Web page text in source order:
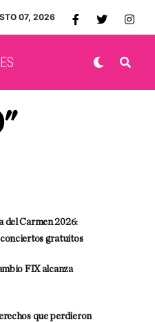
07, 2026
del Carmen 2026:
gratuitos
FIX alcanza
que perdieron